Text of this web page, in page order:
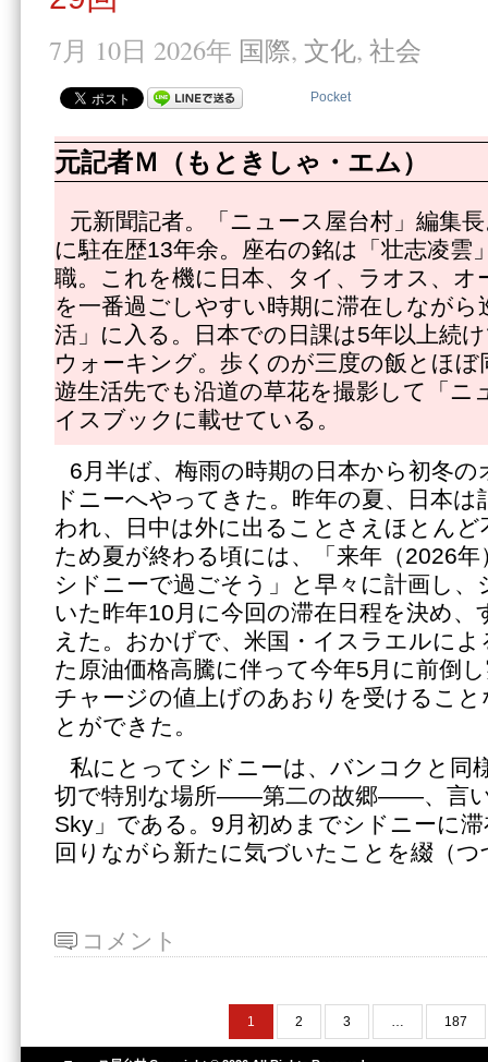
7月 10日 2026年 国際, 文化, 社会
Pocket
元記者Ｍ（もときしゃ・エム）
元新聞記者。「ニュース屋台村」編集
に駐在歴13年余。座右の銘は「壮志凌雲
職。これを機に日本、タイ、ラオス、オ
を一番過ごしやすい時期に滞在しながら
活」に入る。日本での日課は5年以上続
ウォーキング。歩くのが三度の飯とほ
遊生活先でも沿道の草花を撮影して「ニ
イスブックに載せている。
6月半ば、梅雨の時期の日本から初冬
ドニーへやってきた。昨年の夏、日本は
われ、日中は外に出ることさえほとん
ため夏が終わる頃には、「来年（2026
シドニーで過ごそう」と早々に計画し、
いた昨年10月に今回の滞在日程を決め、
えた。おかげで、米国・イスラエルに
た原油価格高騰に伴って今年5月に前倒
チャージの値上げのあおりを受けるこ
とができた。
私にとってシドニーは、バンコクと同
切で特別な場所――第二の故郷――、言
Sky」である。9月初めまでシドニーに
回りながら新たに気づいたことを綴（
コメント
1 2 3 … 187